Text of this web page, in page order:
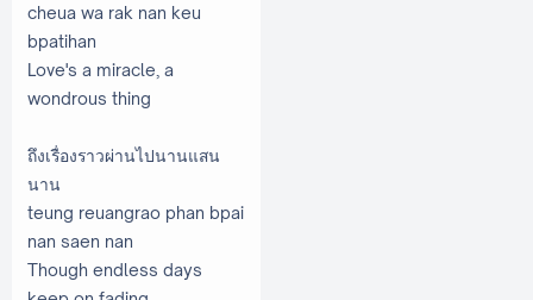
cheua wa rak nan keu
bpatihan
Love's a miracle, a
wondrous thing
ถึงเรื่องราวผ่านไปนานแสน
นาน
teung reuangrao phan bpai
nan saen nan
Though endless days